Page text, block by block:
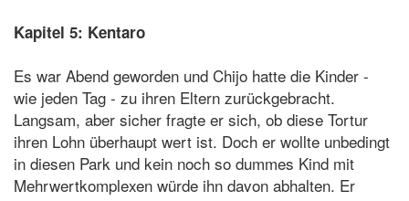
Kapitel 5: Kentaro
Es war Abend geworden und Chijo hatte die Kinder -
wie jeden Tag - zu ihren Eltern zurückgebracht.
Langsam, aber sicher fragte er sich, ob diese Tortur
ihren Lohn überhaupt wert ist. Doch er wollte unbedingt
in diesen Park und kein noch so dummes Kind mit
Mehrwertkomplexen würde ihn davon abhalten. Er